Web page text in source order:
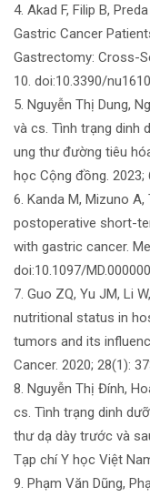
4. Akad F, Filip B,
Gastric Cancer
Gastrectomy: Cross-
10. doi:10.3390/
5. Nguyễn Thị Dung,
và cs. Tình trạng dinh
ung thư đường tiêu
học Cộng đồng. 2023;
6. Kanda M, Mizuno
postoperative short-
with gastric cancer.
doi:10.1097/
7. Guo ZQ, Yu JM, Li
nutritional status in
tumors and its
Cancer. 2020; 28(1):
8. Nguyễn Thị Đính,
cs. Tình trạng dinh
thư dạ dày trước và
Tạp chí Y học Việt
9. Phạm Văn Dũng,